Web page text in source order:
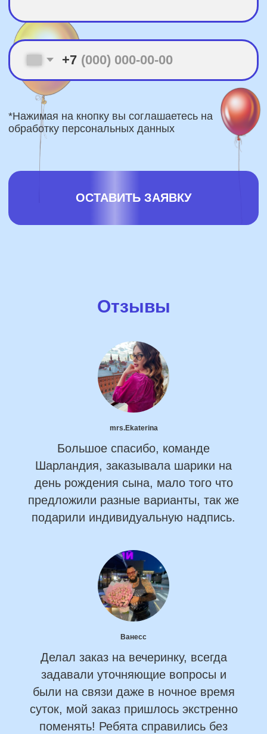
Отзывы
mrs.Ekaterina
Большое спасибо, команде
Шарландия, заказывала шарики на
день рождения сына, мало того что
предложили разные варианты, так же
подарили индивидуальную надпись.
Ванесс
Делал заказ на вечеринку, всегда
задавали уточняющие вопросы и
были на связи даже в ночное время
суток, мой заказ пришлось экстренно
поменять! Ребята справились без